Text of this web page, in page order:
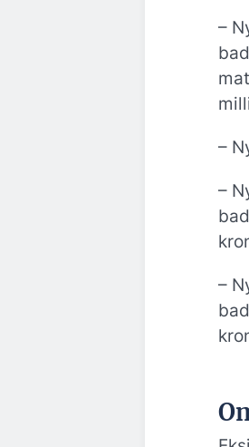
–
–
–
–